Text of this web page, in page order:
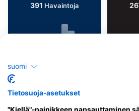
391 Havaintoja
Sukelluskeskukset, jotka
suomi
Tietosuoja-asetukset
"Kiellä"-painikkeen napsauttaminen